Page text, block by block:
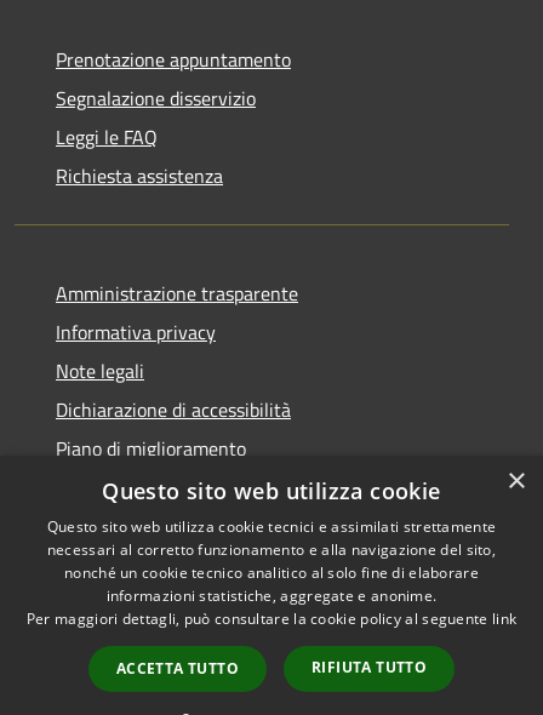
Prenotazione appuntamento
Segnalazione disservizio
Leggi le FAQ
Richiesta assistenza
Amministrazione trasparente
Informativa privacy
Note legali
Dichiarazione di accessibilità
Piano di miglioramento
Accessibilità
Privacy
Mappa del sito
Copyright © 2026 • Comune di
Castiglion Fiorentino •
Powered byMunicipium •
Accesso redazione
×
Questo sito web utilizza cookie
Questo sito web utilizza cookie tecnici e assimilati strettamente
necessari al corretto funzionamento e alla navigazione del sito,
nonché un cookie tecnico analitico al solo fine di elaborare
informazioni statistiche, aggregate e anonime.
Per maggiori dettagli, può consultare la cookie policy al seguente link
ACCETTA TUTTO RIFIUTA TUTTO